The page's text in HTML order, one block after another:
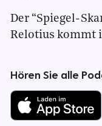
Der “Spiegel-
Relotius kommt
Hören Sie alle